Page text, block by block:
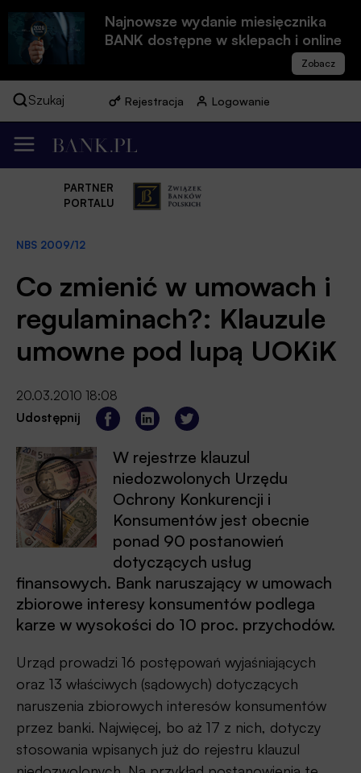
Najnowsze wydanie miesięcznika
BANK dostępne w sklepach i online
Szukaj Rejestracja Logowanie
PARTNER
PORTALU
NBS 2009/12
Co zmienić w umowach i
regulaminach?: Klauzule
umowne pod lupą UOKiK
20.03.2010 18:08
Udostępnij
W rejestrze klauzul
niedozwolonych Urzędu
Ochrony Konkurencji i
Konsumentów jest obecnie
ponad 90 postanowień
dotyczących usług
finansowych. Bank naruszający w umowach
zbiorowe interesy konsumentów podlega
karze w wysokości do 10 proc. przychodów.
Urząd prowadzi 16 postępowań wyjaśniających
oraz 13 właściwych (sądowych) dotyczących
naruszenia zbiorowych interesów konsumentów
przez banki. Najwięcej, bo aż 17 z nich, dotyczy
stosowania wpisanych już do rejestru klauzul